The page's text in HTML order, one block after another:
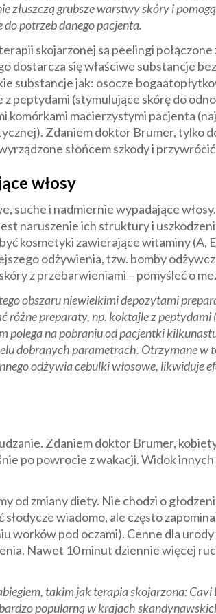
złuszczą grubsze warstwy skóry i
potrzeb danego pacjenta.
skojarzonej są peelingi
dostarcza się właściwe substancje
substancje jak: osocze
peptydami (stymulujące skórę do
komórkami macierzystymi pacjenta
Zdaniem doktor Brumer, tylko
słońcem szkody i
włosy
suche i nadmiernie wypadające
naruszenie ich struktury i
kosmetyki zawierające witaminy (A,
odżywienia, tzw. bomby
z przebarwieniami – pomyśleć o
obszaru niewielkimi depozytami
różne preparaty, np. koktajle z
polega na pobraniu od pacjentki
dobranych parametrach. Otrzymane w
odżywia cebulki włosowe,
Zdaniem doktor Brumer,
po powrocie z wakacji. Widok
od zmiany diety. Nie chodzi o
wiadomo, ale często
worków pod oczami). Cenne dla urody
Nawet 10 minut dziennie więcej
takim jak terapia skojarzona:
popularną w krajach